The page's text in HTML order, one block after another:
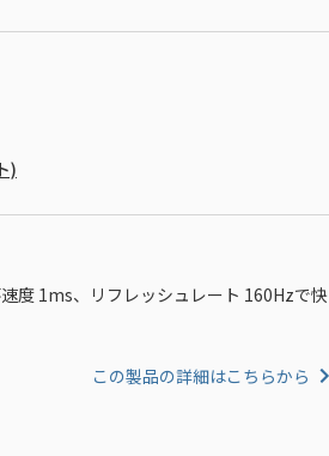
)
度 1ms、リフレッシュレート 160Hzで快
この製品の詳細はこちらから